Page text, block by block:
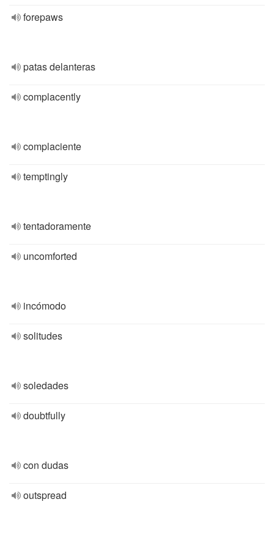
forepaws
patas delanteras
complacently
complaciente
temptingly
tentadoramente
uncomforted
incómodo
solitudes
soledades
doubtfully
con dudas
outspread